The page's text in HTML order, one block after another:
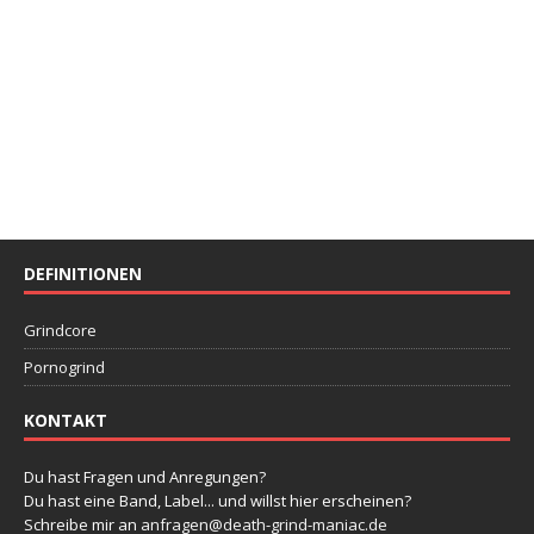
DEFINITIONEN
Grindcore
Pornogrind
KONTAKT
Du hast Fragen und Anregungen?
Du hast eine Band, Label... und willst hier erscheinen?
Schreibe mir an anfragen@death-grind-maniac.de